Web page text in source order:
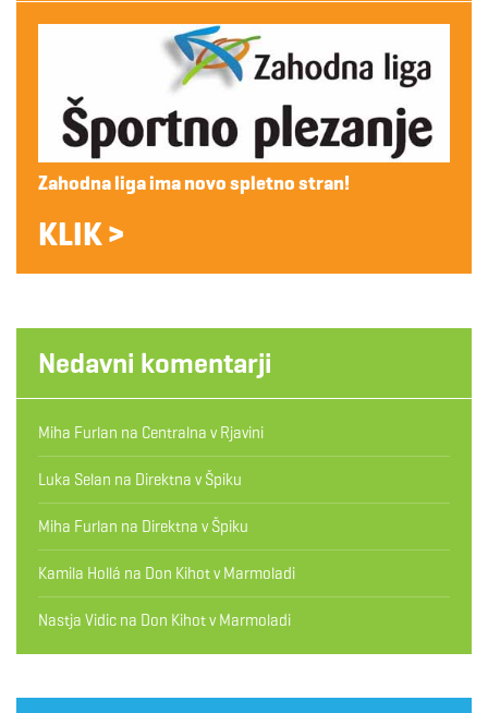
Zahodna liga ima novo spletno stran!
KLIK >
Nedavni komentarji
Miha Furlan na Centralna v Rjavini
Luka Selan na Direktna v Špiku
Miha Furlan na Direktna v Špiku
Kamila Hollá na Don Kihot v Marmoladi
Nastja Vidic na Don Kihot v Marmoladi